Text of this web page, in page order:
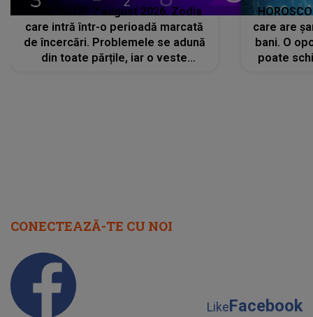
HOROSCOP 7 august 2026. Zodia
care intră într-o perioadă marcată
de încercări. Problemele se adună
din toate părțile, iar o veste
care are
bani. O
poate
CONECTEAZĂ-TE CU NOI
LikeFacebook